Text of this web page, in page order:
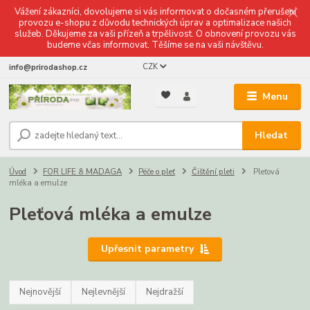
Vážení zákazníci, dovolujeme si vás informovat o dočasném přerušení
provozu e-shopu z důvodu technických úprav a optimalizace našich
služeb. Děkujeme za vaši přízeň a trpělivost. O obnovení provozu vás
budeme včas informovat. Těšíme se na vaši návštěvu.
Menu
CZK
Hledat
info@prirodashop.cz
Úvod FOR LIFE & MADAGA Péče o pleť Čištění pleti
Pleťová
mléka a emulze
Pleťová mléka a emulze
Upřesnit parametry
Nejnovější Nejlevnější Nejdražší